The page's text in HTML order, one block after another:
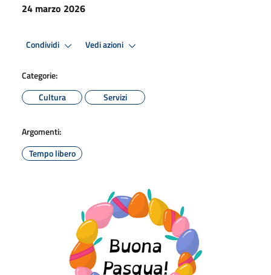
24 marzo 2026
Condividi Vedi azioni
Categorie:
Cultura
Servizi
Argomenti:
Tempo libero